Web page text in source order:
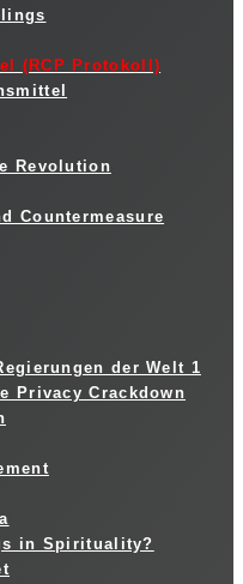
(RCP Protokoll)
Revolution
Countermeasure
der Welt 1
Privacy Crackdown
in Spirituality?